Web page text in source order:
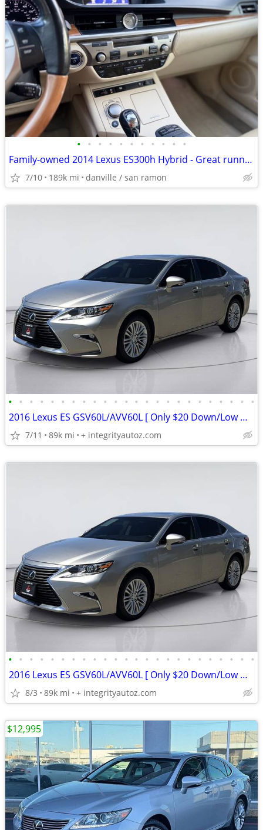
• • • • • • • • • • •
Family-owned 2014 Lexus ES300h Hybrid - Great running condition
7/10 189k mi danville / san ramon
• • • • • • • • • • • • • • • • • • • • • • • •
2016 Lexus ES GSV60L/AVV60L [ Only $20 Down/Low Monthly]
7/11 89k mi + integrityautoz.com
• • • • • • • • • • • • • • • • • • • • • • • •
2016 Lexus ES GSV60L/AVV60L [ Only $20 Down/Low Monthly]
8/3 89k mi + integrityautoz.com
$12,995